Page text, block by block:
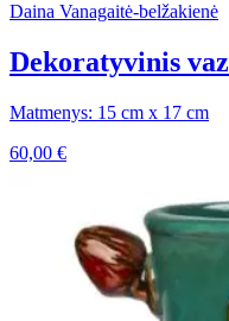
Daina Vanagaitė-belžakienė
Dekoratyvinis
Matmenys: 15 cm x 17 cm
60,00 €